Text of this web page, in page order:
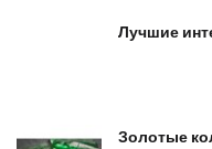
Лучшие
Золотые